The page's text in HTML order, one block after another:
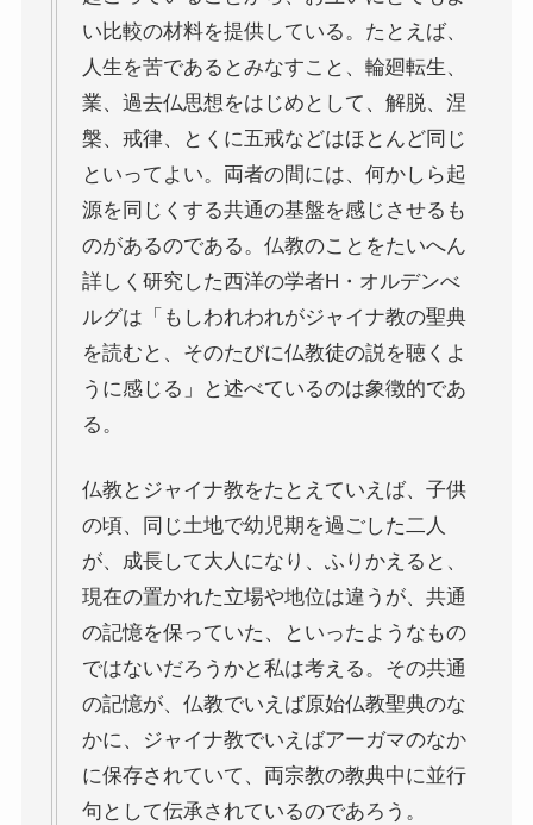
イギリスの文豪ディケンズ
ドイツの大詩人ゲーテを味わう
哲学者ショーペンハウアーに学ぶ
カフカの街プラハとチェコ文学
ローマ帝国の興亡とバチカン、ローマカトリック
イタリアルネサンスと知の革命
光の画家フェルメールと科学革命
奇跡の音楽家メンデルスゾーンの驚異の人生
夢の国ディズニーランド研究
その他おすすめ本
世界一周記
タンザニア・トルコ編
い比較の材料を提供している。たとえば、
人生を苦であるとみなすこと、輪廻転生、
業、過去仏思想をはじめとして、解脱、涅
槃、戒律、とくに五戒などはほとんど同じ
といってよい。両者の間には、何かしら起
源を同じくする共通の基盤を感じさせるも
のがあるのである。仏教のことをたいへん
詳しく研究した西洋の学者H・オルデンべ
ルグは「もしわれわれがジャイナ教の聖典
を読むと、そのたびに仏教徒の説を聴くよ
うに感じる」と述べているのは象徴的であ
る。
仏教とジャイナ教をたとえていえば、子供
の頃、同じ土地で幼児期を過ごした二人
が、成長して大人になり、ふりかえると、
現在の置かれた立場や地位は違うが、共通
の記憶を保っていた、といったようなもの
ではないだろうかと私は考える。その共通
の記憶が、仏教でいえば原始仏教聖典のな
かに、ジャイナ教でいえばアーガマのなか
に保存されていて、両宗教の教典中に並行
句として伝承されているのであろう。